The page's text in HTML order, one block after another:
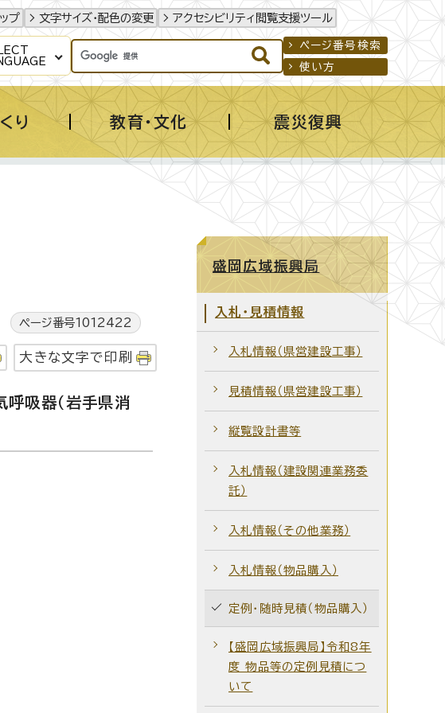
プ 文字サイズ・配色の変更 アクセシビリティ閲覧支援ツール
ページ番号検索
使い方
り 教育・文化 震災復興
ページ番号1012422
大きな文字で印刷
呼吸器（岩手県消
盛岡広域振興局
入札・見積情報
入札情報（県営建設工事）
見積情報（県営建設工事）
縦覧設計書等
入札情報（建設関連業務委
託）
入札情報（その他業務）
入札情報（物品購入）
定例・随時見積（物品購入）
【盛岡広域振興局】令和8年
度 物品等の定例見積につ
いて